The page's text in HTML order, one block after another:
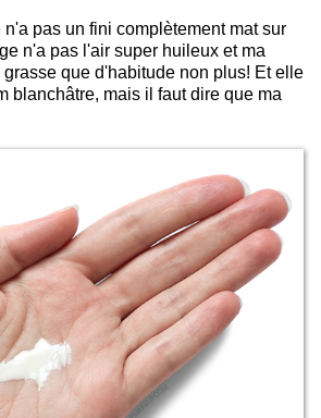
pas un fini complètement mat sur
n'a pas l'air super huileux et ma
que d'habitude non plus! Et elle
blanchâtre, mais il faut dire que ma